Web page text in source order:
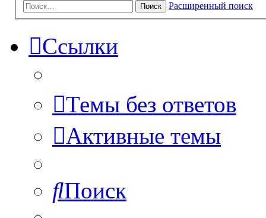
Поиск Расширенный поиск
Ссылки
Темы без ответов
Активные темы
Поиск